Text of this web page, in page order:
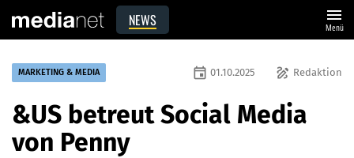
NEWS menu
Menü
MARKETING & MEDIA draw Redaktion
event 01.10.2025
&US betreut Social Media
von Penny